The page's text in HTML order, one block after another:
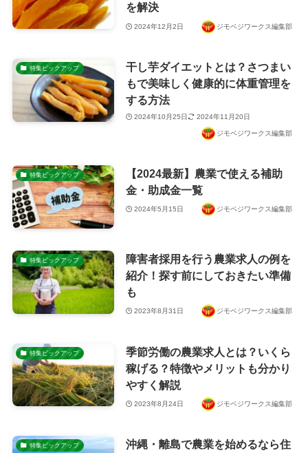
を解決
2024年12月2日 ジモベジワークス編集部
特集ピックアップ
干し芋ダイエットとは？さつまい
もで美味しく健康的に体重管理を
する方法
2024年10月25日 2024年11月20日
ジモベジワークス編集部
特集ピックアップ
【2024最新】農業で使える補助
金・助成金一覧
2024年5月15日 ジモベジワークス編集部
特集ピックアップ
障害者採用を行う農業求人の例を
紹介！探す前にしておきたい準備
も
2023年8月31日 ジモベジワークス編集部
特集ピックアップ
季節労働の農業求人とは？いくら
稼げる？特徴やメリットも分かり
やすく解説
2023年8月24日 ジモベジワークス編集部
特集ピックアップ
沖縄・離島で農業を始めるなら住